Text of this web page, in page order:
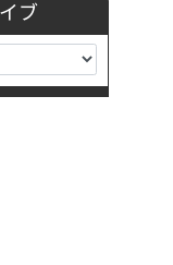
ブ